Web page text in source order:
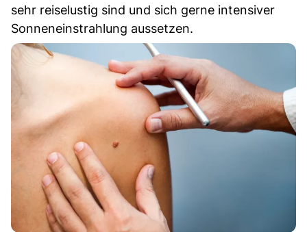
sehr reiselustig sind und sich gerne intensiver
Sonneneinstrahlung aussetzen.